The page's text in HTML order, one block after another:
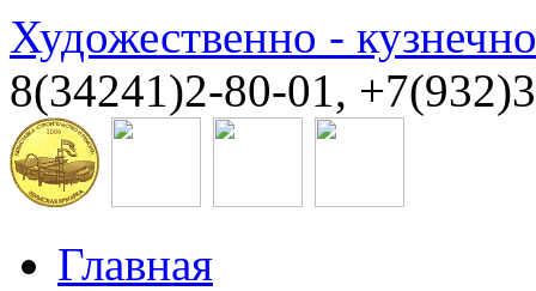
Художественно -
8(34241)2-80-01,
Главная